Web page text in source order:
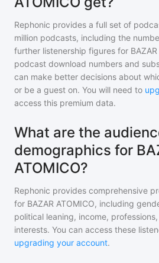
Rephonic provides a full set of
million podcasts, including the
further listenership figures for
podcast download numbers and
can make better decisions about
or be a guest on. You will need to
access this premium data.
What are the
demographics for
ATOMICO?
Rephonic provides comprehensive
for BAZAR ATOMICO, including
political leaning, income,
interests. You can access these
upgrading your account.